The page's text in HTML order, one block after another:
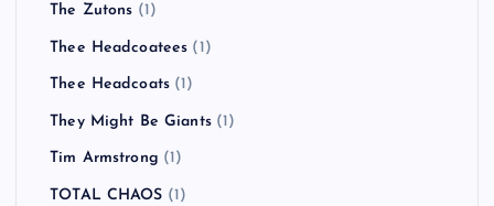
The Zutons (1)
Thee Headcoatees (1)
Thee Headcoats (1)
They Might Be Giants(1)
Tim Armstrong (1)
TOTAL CHAOS (1)